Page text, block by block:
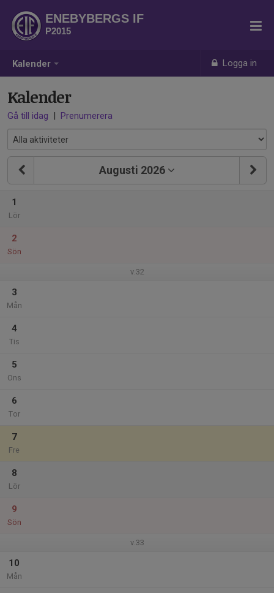
Kalender Logga in
ENEBYBERGS IF
P2015
Kalender
Gå till idag | Prenumerera
Augusti 2026
1
Lör
2
Sön
v.32
3
Mån
4
Tis
5
Ons
6
Tor
7
Fre
8
Lör
9
Sön
v.33
10
Mån